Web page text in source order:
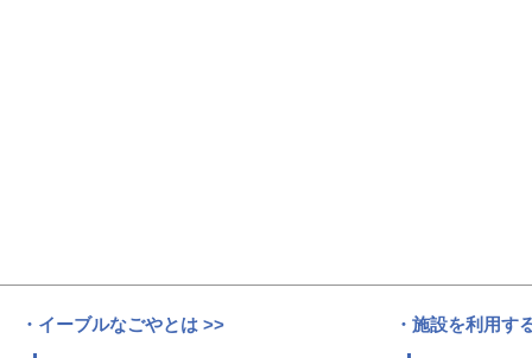
イーブルなごやとは >> 施設を利用す